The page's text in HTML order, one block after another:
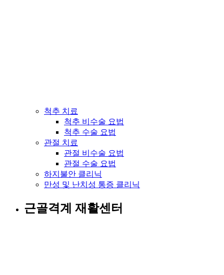
척추 치료
척추 비수술 요법
척추 수술 요법
관절 치료
관절 비수술 요법
관절 수술 요법
하지불안 클리닉
만성 및 난치성 통증 클리닉
근골격계 재활센터